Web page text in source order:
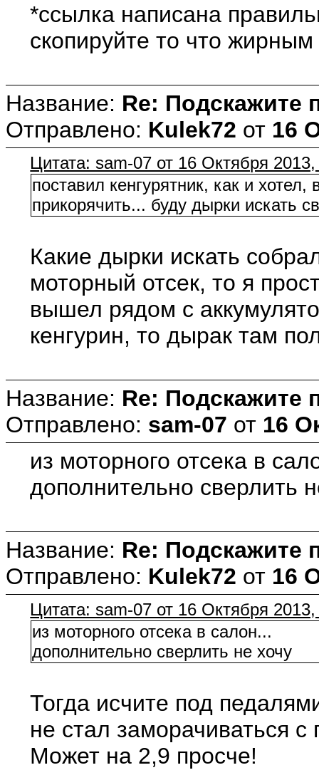
*ссылка написана
скопируйте то что
Название: Re: Подскажите
Отправлено: Kulek72 от 16
Цитата: sam-07 от 16 Октября
поставил кенгурятник, как и
прикорячить... буду дырки искать
Какие дырки искать
моторный отсек, то я
вышел рядом с
кенгурин, то дырак там
Название: Re: Подскажите
Отправлено: sam-07 от 16
из моторного отсека в
дополнительно сверлить
Название: Re: Подскажите
Отправлено: Kulek72 от 16
Цитата: sam-07 от 16 Октября
из моторного отсека в салон...
дополнительно сверлить не хочу
Тогда исчите под
не стал заморачиваться
Может на 2,9 просче!